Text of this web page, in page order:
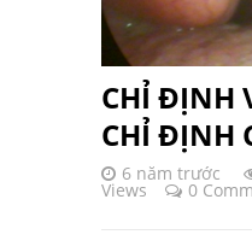
CHỈ ĐỊNH
CHỈ ĐỊNH
6 năm trước
Views 0